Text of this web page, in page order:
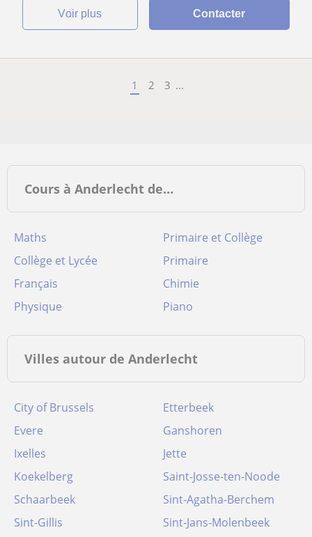
voir plus Contacter
1 2 3 ...
Cours à Anderlecht de…
Maths
Primaire et Collège
Collège et Lycée
Primaire
Français
Chimie
Physique
Piano
Villes autour de Anderlecht
City of Brussels
Etterbeek
Evere
Ganshoren
Ixelles
Jette
Koekelberg
Saint-Josse-ten-Noode
Schaarbeek
Sint-Agatha-Berchem
Sint-Gillis
Sint-Jans-Molenbeek